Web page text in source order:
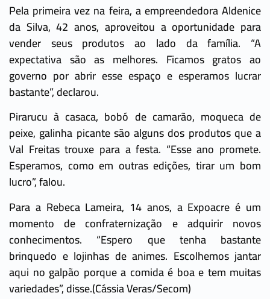
Pela primeira vez na feira, a empreendedora Aldenice
da Silva, 42 anos, aproveitou a oportunidade para
vender seus produtos ao lado da família. “A
expectativa são as melhores. Ficamos gratos ao
governo por abrir esse espaço e esperamos lucrar
bastante”, declarou.
Pirarucu à casaca, bobó de camarão, moqueca de
peixe, galinha picante são alguns dos produtos que a
Val Freitas trouxe para a festa. “Esse ano promete.
Esperamos, como em outras edições, tirar um bom
lucro”, falou.
Para a Rebeca Lameira, 14 anos, a Expoacre é um
momento de confraternização e adquirir novos
conhecimentos. “Espero que tenha bastante
brinquedo e lojinhas de animes. Escolhemos jantar
aqui no galpão porque a comida é boa e tem muitas
variedades”, disse.(Cássia Veras/Secom)